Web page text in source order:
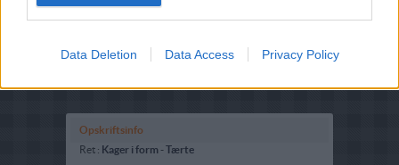
Data Deletion Data Access Privacy Policy
Opskriftsinfo
Ret : Kager i form -Tærte